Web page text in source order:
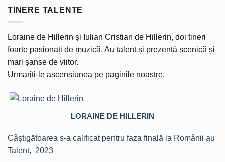
TINERE TALENTE
Loraine de Hillerin și Iulian Cristian de Hillerin, doi tineri
foarte pasionați de muzică. Au talent și prezență scenică și
mari șanse de viitor.
Urmariti-le ascensiunea pe paginile noastre.
LORAINE DE HILLERIN
Câștigătoarea s-a calificat pentru faza finală la Românii au
Talent, 2023